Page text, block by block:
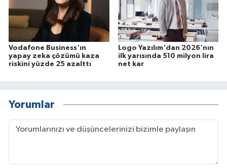
Vodafone Business'ın
yapay zeka çözümü kaza
riskini yüzde 25 azalttı
Logo Yazılım'dan 2026'nın
ilk yarısında 510 milyon lira
net kar
Yorumlar